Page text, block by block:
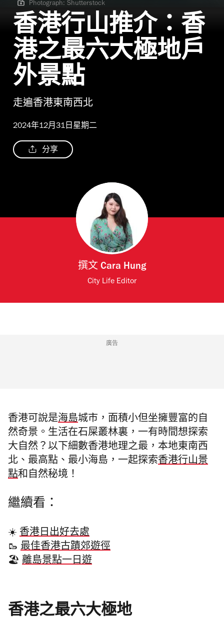
Photograph: Shutterstock
Photograph: Shutterstock
香港行山推介：香
港之最六大極地戶
外景點
走遍香港東南西北
2024年12月31日星期二
分享
撰文 Cara Hung
City Life Editor
廣告
香港可說是海島城市，面積小但坐擁豐富的自
然奇景。生活在石屎叢林裏，一有時間想探索
大自然？以下細數香港地理之最，本地東南西
北、最高點、最小海島，一起探索香港行山景
點和自然秘境！
繼續看：
☀️ 香港日出好去處
🥾 最佳香港古蹟郊遊徑
🏖️ 離島景點一日遊
香港之最六大極地